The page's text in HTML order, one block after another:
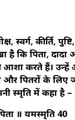
स्वर्ग, कीर्ति,
कि पिता, दादा
आशा करते हैं।
पितरों के लिए
स्मृति में कहा है –
पिता ॥ यमस्मृति 40